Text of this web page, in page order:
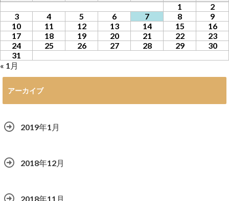
1
2
3
4 5 6 7 8
9
10
11 12 13 14 15
16
17
18 19 20 21 22
23
24
25 26 27 28 29
30
31
« 1月
アーカイブ
2019年1月
2018年12月
2018年11月